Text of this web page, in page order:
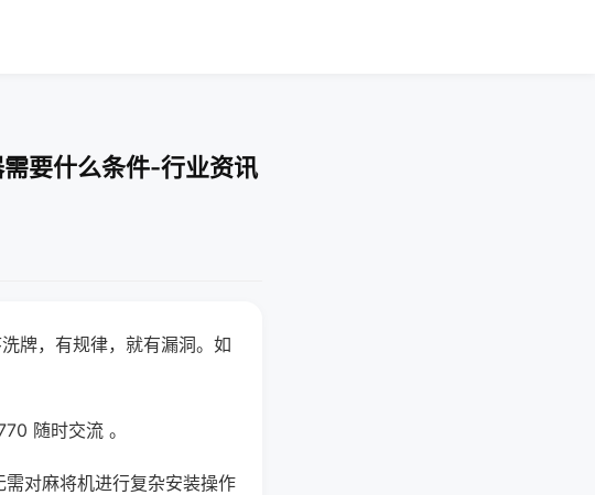
要什么条件-行业资讯
牌，有规律，就有漏洞。如
随时交流 。
对麻将机进行复杂安装操作